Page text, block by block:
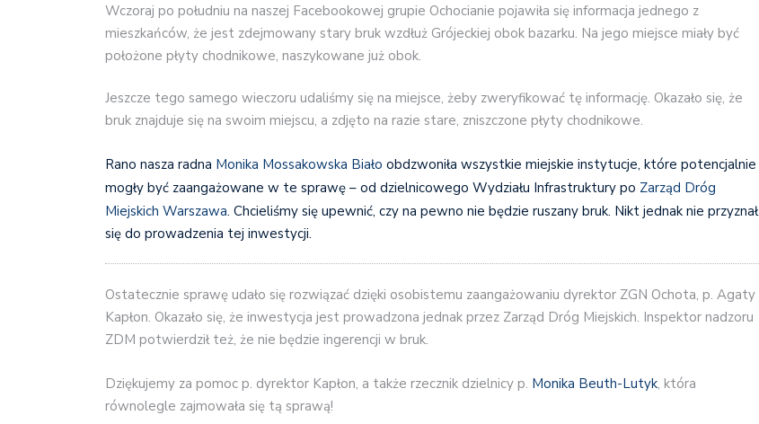
Wczoraj po południu na naszej Facebookowej grupie Ochocianie pojawiła się informacja jednego z
mieszkańców, że jest zdejmowany stary bruk wzdłuż Grójeckiej obok bazarku. Na jego miejsce miały być
położone płyty chodnikowe, naszykowane już obok.
Jeszcze tego samego wieczoru udaliśmy się na miejsce, żeby zweryfikować tę informację. Okazało się, że
bruk znajduje się na swoim miejscu, a zdjęto na razie stare, zniszczone płyty chodnikowe.
Rano nasza radna Monika Mossakowska Biało obdzwoniła wszystkie miejskie instytucje, które potencjalnie
mogły być zaangażowane w te sprawę – od dzielnicowego Wydziału Infrastruktury po Zarząd Dróg
Miejskich Warszawa. Chcieliśmy się upewnić, czy na pewno nie będzie ruszany bruk. Nikt jednak nie przyznał
się do prowadzenia tej inwestycji.
Ostatecznie sprawę udało się rozwiązać dzięki osobistemu zaangażowaniu dyrektor ZGN Ochota, p. Agaty
Kapłon. Okazało się, że inwestycja jest prowadzona jednak przez Zarząd Dróg Miejskich. Inspektor nadzoru
ZDM potwierdził też, że nie będzie ingerencji w bruk.
Dziękujemy za pomoc p. dyrektor Kapłon, a także rzecznik dzielnicy p. Monika Beuth-Lutyk, która
równolegle zajmowała się tą sprawą!